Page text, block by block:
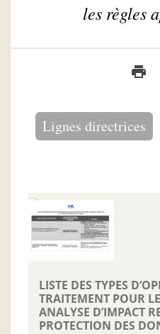
les règles
Lignes directrices
LISTE DES TYPES
TRAITEMENT POUR
ANALYSE D’IMPACT
PROTECTION DES